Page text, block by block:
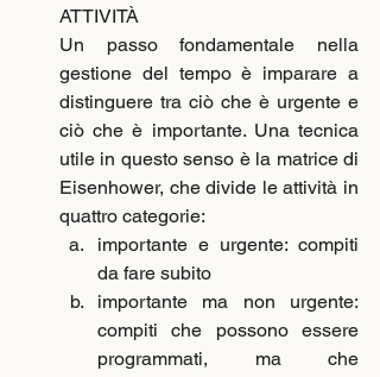
ATTIVITÀ
Un passo fondamentale nella
gestione del tempo è imparare a
distinguere tra ciò che è urgente e
ciò che è importante. Una tecnica
utile in questo senso è la matrice di
Eisenhower, che divide le attività in
quattro categorie:
importante e urgente: compiti
da fare subito
importante ma non urgente:
compiti che possono essere
programmati, ma che